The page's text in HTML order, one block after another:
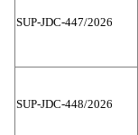
SUP-JDC-447/2026
SUP-JDC-448/2026